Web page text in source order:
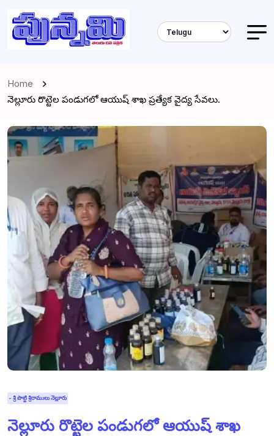
Home
నెల్లూరు రొట్టెల పండుగలో ఆయుష్ శాఖ ప్రత్యేక వైద్య సేవలు.
- శ్రీ పొట్టి శ్రీరాములు నెల్లూరు
నెల్లూరు రొట్టెల పండుగలో ఆయుష్ శాఖ